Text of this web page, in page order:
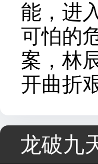
能，进
可怕的
案，林
开曲折
龙破九